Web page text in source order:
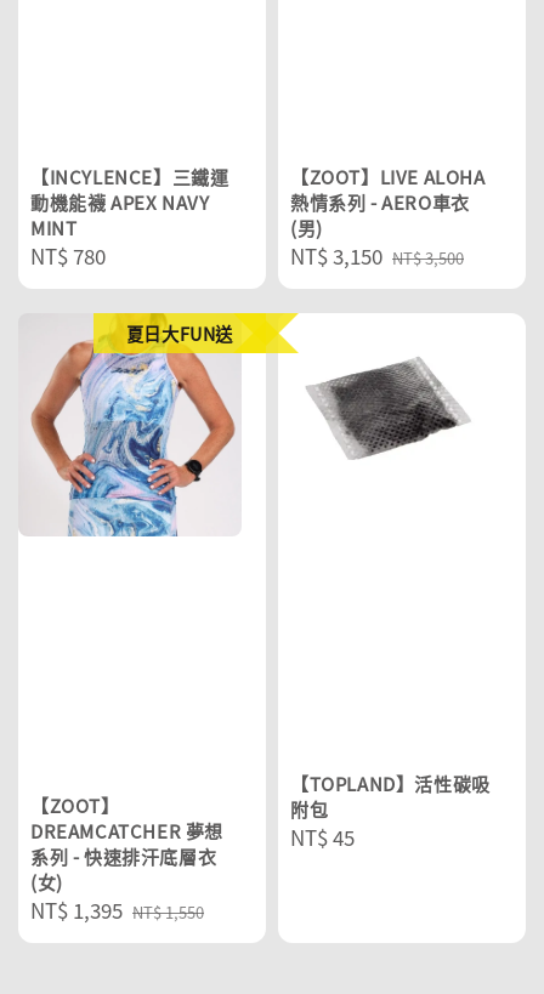
【INCYLENCE】三鐵運
動機能襪 APEX NAVY
MINT
Regular
price
NT$ 780
【ZOOT】LIVE ALOHA
熱情系列 - AERO車衣
(男)
Sale
price
NT$ 3,150 Regular
price
NT$ 3,500
夏日大FUN送
【ZOOT】
DREAMCATCHER 夢想
系列 - 快速排汗底層衣
(女)
Sale
price
NT$ 1,395 Regular
price
NT$ 1,550
【TOPLAND】活性碳吸
附包
Regular
NT$ 45